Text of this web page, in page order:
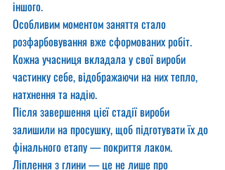
іншого.
Особливим моментом заняття стало
розфарбовування вже сформованих робіт.
Кожна учасниця вкладала у свої вироби
частинку себе, відображаючи на них тепло,
натхнення та надію.
Після завершення цієї стадії вироби
залишили на просушку, щоб підготувати їх до
фінального етапу — покриття лаком.
Ліплення з глини — це не лише про